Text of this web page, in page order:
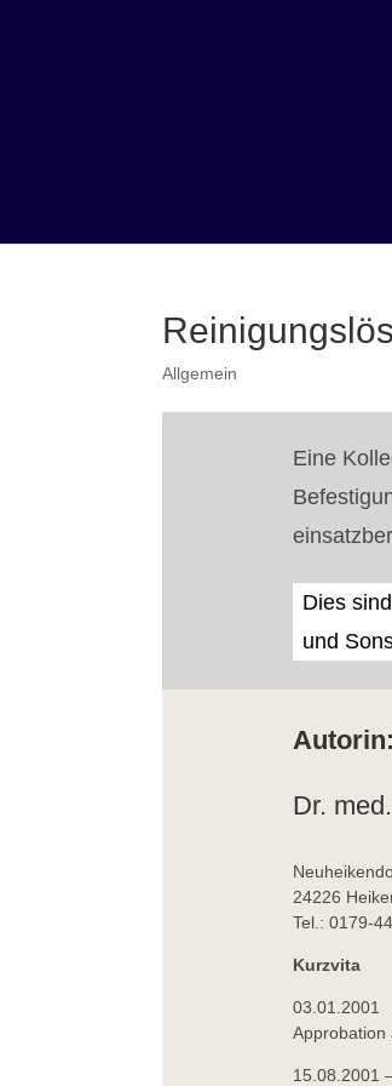
Allgemein
Eine
Dies
und
Autorin:
Dr.
24226
Tel.: 0179-
Kurzvita
03.01.2001
Approbation
15.08.2001